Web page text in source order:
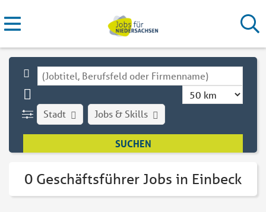
Stadt Jobs & Skills
0 Geschäftsführer Jobs in Einbeck